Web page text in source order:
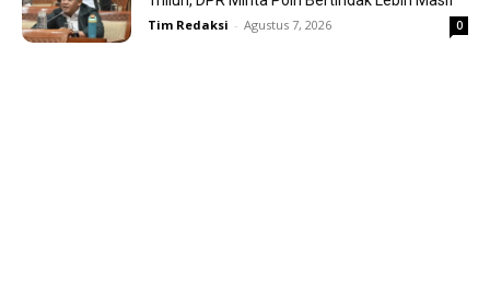
Tim Redaksi - Agustus 7, 2026 0